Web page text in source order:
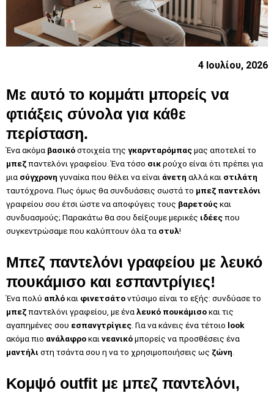
4 Ιουλίου, 2026
Με αυτό το κομμάτι μπορείς να
φτιάξεις σύνολα για κάθε
περίσταση.
Ένα ακόμα βασικόστοιχεία της γκαρνταρόμπαςμας αποτελεί το
μπεζπαντελόνι γραφείου. Ένα τόσο σικρούχο είναι ότι πρέπει για
μια σύγχρονη γυναίκα που θέλει να είναι άνετη αλλά και στιλάτη
ταυτόχρονα. Πως όμως θα συνδυάσεις σωστά το μπεζ παντελόνι
γραφείου σου έτσι ώστε να αποφύγεις τους βαρετούςκαι
συνδυασμούς; Παρακάτω θα σου δείξουμε μερικές ιδέεςπου
συγκεντρώσαμε που καλύπτουν όλα τα στυλ!
Μπεζ παντελόνι γραφείου με λευκό
πουκάμισο και εσπαντρίγιες!
Ένα πολύ απλόκαι φινετσάτοντύσιμο είναι το εξής: συνδύασε το
μπεζπαντελόνι γραφείου, με έναλευκό πουκάμισοκαι τις
αγαπημένες σου εσπανγτρίγιες. Για να κάνεις ένα τέτοιο look
ακόμα πιο ανάλαφροκαινεανικόμπορείς να προσθέσεις ένα
μαντήλιστη τσάντα σου η να το χρησιμοποιήσεις ως ζώνη.
Κομψό outfit με μπεζ παντελόνι,